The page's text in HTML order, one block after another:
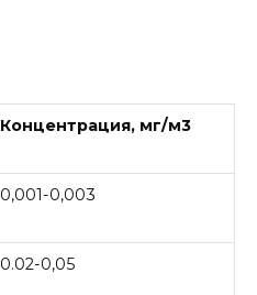
Концентрация, мг/м3
0,001-0,003
0.02-0,05